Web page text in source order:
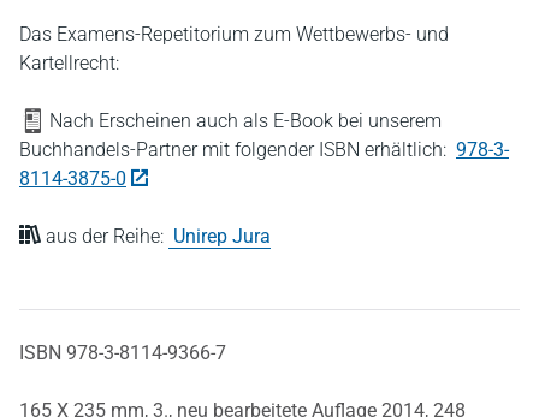
Das Examens-Repetitorium zum Wettbewerbs- und
Kartellrecht:
Nach Erscheinen auch als E-Book bei unserem
Buchhandels-Partner mit folgender ISBN erhältlich: 978-3-
8114-3875-0
aus der Reihe: Unirep Jura
ISBN 978-3-8114-9366-7
165 X 235 mm, 3., neu bearbeitete Auflage 2014, 248